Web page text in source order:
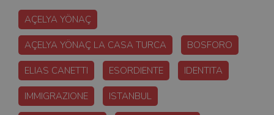
AÇELYA YÖNAÇ
AÇELYA YÖNAÇ LA CASA TURCA BOSFORO
ELIAS CANETTI ESORDIENTE IDENTITA
IMMIGRAZIONE ISTANBUL